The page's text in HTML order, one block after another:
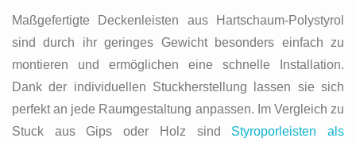
Maßgefertigte Deckenleisten aus Hartschaum-Polystyrol
sind durch ihr geringes Gewicht besonders einfach zu
montieren und ermöglichen eine schnelle Installation.
Dank der individuellen Stuckherstellung lassen sie sich
perfekt an jede Raumgestaltung anpassen. Im Vergleich zu
Stuck aus Gips oder Holz sind Styroporleisten als